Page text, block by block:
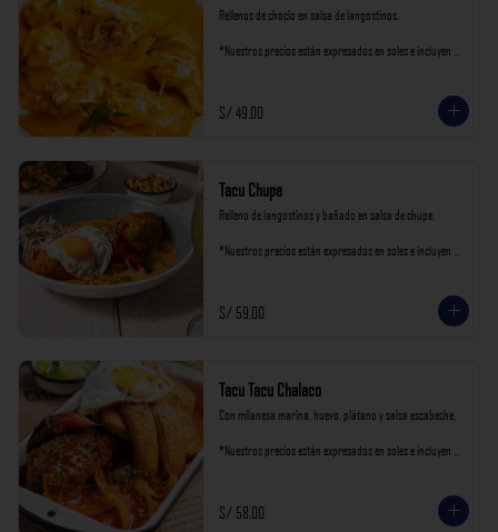
Rellenos de choclo en salsa de langostinos.
*Nuestros precios están expresados en soles e incluyen
S/ 49.00
Tacu Chupe
Relleno de langostinos y bañado en salsa de chupe.
*Nuestros precios están expresados en soles e incluyen
S/ 59.00
Tacu Tacu Chalaco
Con milanesa marina, huevo, plátano y salsa escabeche.
*Nuestros precios están expresados en soles e incluyen
S/ 58.00